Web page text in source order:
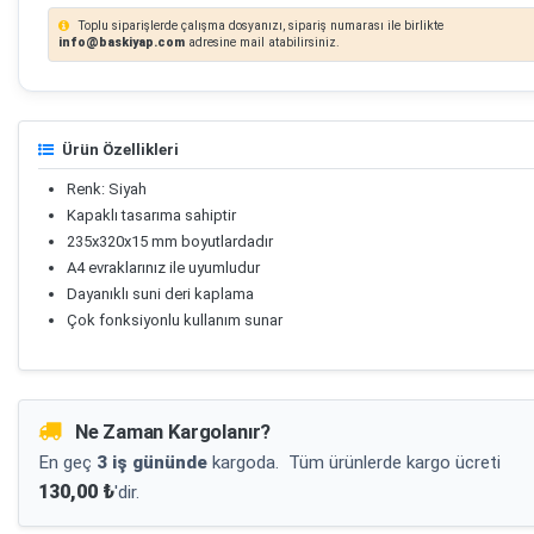
Toplu siparişlerde çalışma dosyanızı, sipariş numarası ile birlikte
info@baskiyap.com adresine mail atabilirsiniz.
Ürün Özellikleri
Renk: Siyah
Kapaklı tasarıma sahiptir
235x320x15 mm boyutlardadır
A4 evraklarınız ile uyumludur
Dayanıklı suni deri kaplama
Çok fonksiyonlu kullanım sunar
Ne Zaman Kargolanır?
En geç 3 iş gününde kargoda. Tüm ürünlerde kargo ücreti
130,00 ₺'dir.